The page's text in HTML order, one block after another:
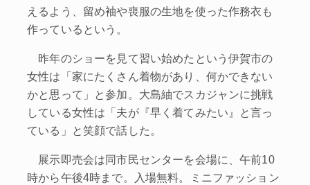
えるよう、留め袖や喪服の生地を使った作務衣も
作っているという。
昨年のショーを見て習い始めたという伊賀市の
女性は「家にたくさん着物があり、何かできない
かと思って」と参加。大島紬でスカジャンに挑戦
している女性は「夫が『早く着てみたい』と言っ
ている」と笑顔で話した。
展示即売会は同市民センターを会場に、午前10
時から午後4時まで。入場無料。ミニファッション